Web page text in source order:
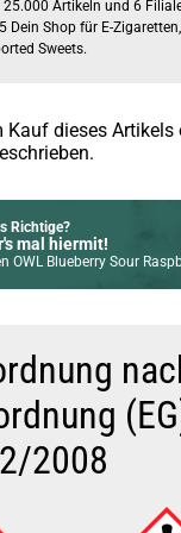
25.000 Artikeln und 6
Dein Shop für E-
Sweets.
Kauf dieses Artikels
Richtige?
mal hiermit!
Blueberry Sour Raspberry NicSalt Liquid 10ml /
2008